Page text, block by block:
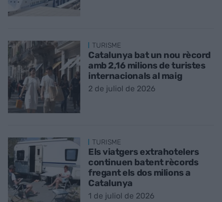
TURISME
Catalunya bat un nou rècord
amb 2,16 milions de turistes
internacionals al maig
2 de juliol de 2026
TURISME
Els viatgers extrahotelers
continuen batent rècords
fregant els dos milions a
Catalunya
1 de juliol de 2026